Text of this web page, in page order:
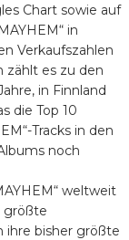
Chart sowie auf
in
Verkaufszahlen
zählt es zu den
in Finnland
die Top 10
Tracks in den
noch
weltweit
größte
ihre bisher größte